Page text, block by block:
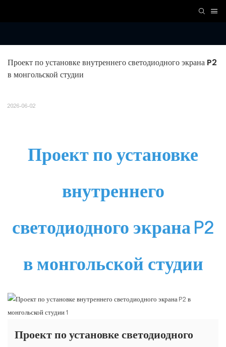
Проект по установке внутреннего светодиодного экрана P2
в монгольской студии
2026-06-02
Проект по установке
внутреннего
светодиодного экрана P2
в монгольской студии
Проект по установке светодиодного